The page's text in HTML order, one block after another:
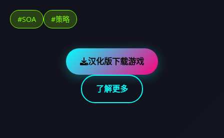
#SOA #策略
汉化版下载游戏
了解更多